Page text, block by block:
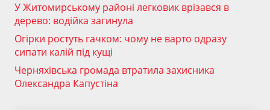
У Житомирському районі легковик врізався в
дерево: водійка загинула
Огірки ростуть гачком: чому не варто одразу
сипати калій під кущі
Черняхівська громада втратила захисника
Олександра Капустіна